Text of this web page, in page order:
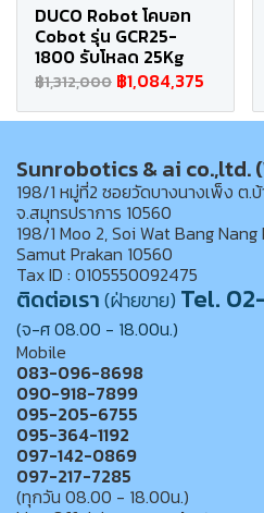
DUCO Robot โคบอท
Cobot รุ่น GCR25-
1800 รับโหลด 25Kg
฿1,312,000 ฿1,084,375
Sunrobotics & ai co.,ltd.
198/1 หมู่ที่2 ซอยวัดบางนางเพ็ง ต.
จ.สมุทรปราการ 10560
198/1 Moo 2, Soi Wat Bang
Samut Prakan 10560
Tax ID : 0105550092475
ติดต่อเรา(ฝ่ายขาย) Tel.
(จ-ศ 08.00 - 18.00น.)
Mobile
083-096-8698
090-918-7899
095-205-6755
095-364-1192
097-142-0869
097-217-7285
(ทุกวัน 08.00 - 18.00น.)